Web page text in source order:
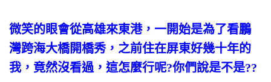
微笑的眼會從高雄來東港，一開始是為了看鵬
灣跨海大橋開橋秀，之前住在屏東好幾十年的
我，竟然沒看過，這怎麼行呢?你們說是不是??